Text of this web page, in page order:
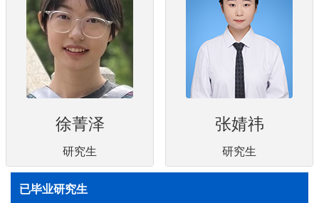
徐菁泽
研究生
张婧祎
研究生
已毕业研究生